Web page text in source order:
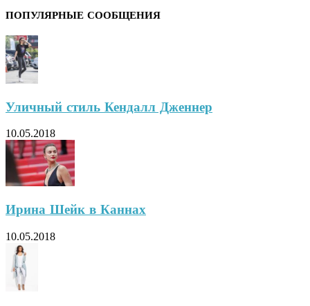
ПОПУЛЯРНЫЕ СООБЩЕНИЯ
Уличный стиль Кендалл Дженнер
10.05.2018
Ирина Шейк в Каннах
10.05.2018